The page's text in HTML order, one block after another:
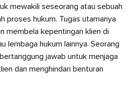
mewakili seseorang atau sebuah
proses hukum. Tugas utamanya
membela kepentingan klien di
lembaga hukum lainnya. Seorang
jawab untuk menjaga
dan menghindari benturan